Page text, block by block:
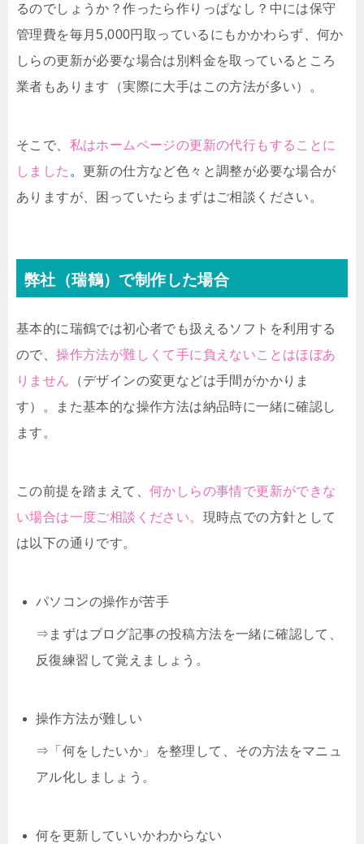
るのでしょうか？作ったら作りっぱなし？中には保守
管理費を毎月5,000円取っているにもかかわらず、何か
しらの更新が必要な場合は別料金を取っているところ
業者もあります（実際に大手はこの方法が多い）。
そこで、 私はホームページの更新の代行もすることに
しました 。更新の仕方など色々と調整が必要な場合が
ありますが、困っていたらまずはご相談ください。
弊社（瑞鶴）で制作した場合
基本的に瑞鶴では初心者でも扱えるソフトを利用する
ので、操作方法が難しくて手に負えないことはほぼあ
りません （デザインの変更などは手間がかかりま
す）。また基本的な操作方法は納品時に一緒に確認し
ます。
この前提を踏まえて、 何かしらの事情で更新ができな
い場合は一度ご相談ください。 現時点での方針として
は以下の通りです。
パソコンの操作が苦手
⇒まずはブログ記事の投稿方法を一緒に確認して、
反復練習して覚えましょう。
操作方法が難しい
⇒「何をしたいか」を整理して、その方法をマニュ
アル化しましょう。
何を更新していいかわからない